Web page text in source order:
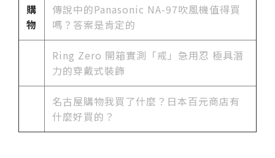
購
物
傳說中的Panasonic NA-97吹風機值得買
嗎？答案是肯定的
Ring Zero 開箱實測「戒」急用忍 極具潛
力的穿戴式裝飾
名古屋購物我買了什麼？日本百元商店有
什麼好買的？